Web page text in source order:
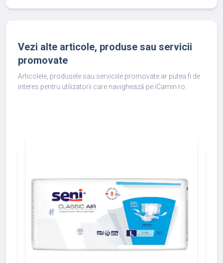
Vezi alte articole, produse sau servicii
promovate
Articolele, produsele sau serviciile promovate ar putea fi de
interes pentru utilizatorii care navighează pe iCamin.ro.